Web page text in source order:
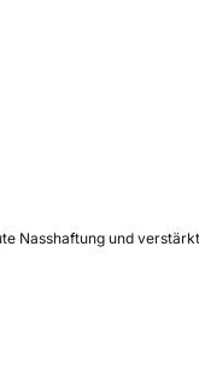
Nasshaftung und